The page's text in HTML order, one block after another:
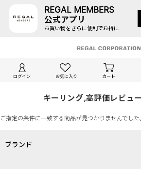
REGAL MEMBERS
公式アプリ
お買い物をさらに便利でお得に
ログイン お気に入り カート
キーリング,高評価レビュ
ご指定の条件に一致する商品が見つかりませんでした
ブランド